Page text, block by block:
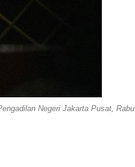
Negeri Jakarta Pusat, Rabu